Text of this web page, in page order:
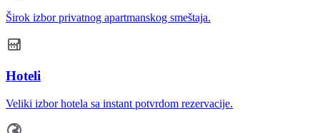
Širok izbor privatnog apartmanskog smeštaja.
Hoteli
Veliki izbor hotela sa instant potvrdom rezervacije.